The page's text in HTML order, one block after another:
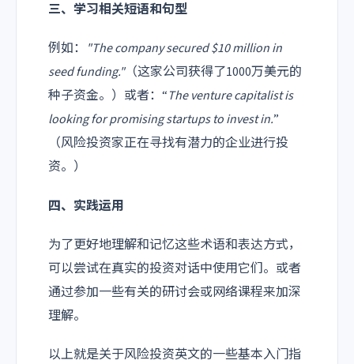
三、学习相关短语和句型
例如： "The company secured $10 million in
seed funding."（这家公司获得了1000万美元的
种子资金。）或者：“The venture capitalist is
looking for promising startups to invest in.”
（风险投资家正在寻找有潜力的企业进行投
资。）
四、实践运用
为了更好地理解和记忆这些术语和表达方式，
可以尝试在真实的投资对话中使用它们。或者
通过参加一些有关的研讨会或网络课程来加深
理解。
以上就是关于风险投资英文的一些基本入门指